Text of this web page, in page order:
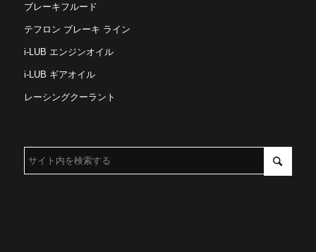
ブレーキフルード
テフロン ブレーキ ライン
i-LUB エンジンオイル
i-LUB ギアオイル
レーシングクーラント